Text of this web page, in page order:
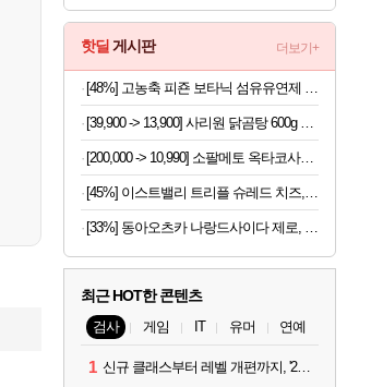
핫딜 게시판 더보기+
[200,000 -> 10,990] 소팔메토 옥타코사놀 포맨 x 2박스
[33%] 동아오츠카 나랑드사이다 제로, 오리지널, 345ml, 24개
최근 HOT한 콘텐츠
검사 게임 IT 유머 연예
1 신규 클래스부터 레벨 개편까지, '2026 검은사막 하이델 연회' 총정리